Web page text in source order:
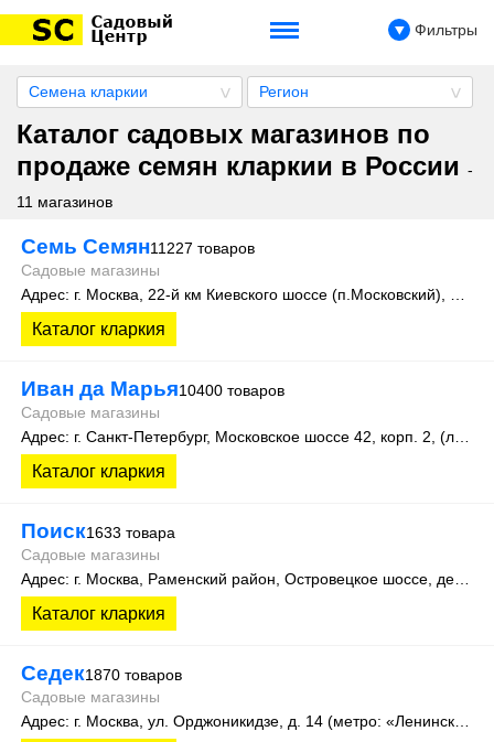
Фильтры
Семена кларкии Регион
Каталог садовых магазинов по
продаже семян кларкии в России -
11 магазинов
Семь Семян11227 товаров
Садовые магазины
Каталог кларкия
Иван да Марья10400 товаров
Садовые магазины
Каталог кларкия
Поиск1633 товара
Садовые магазины
Каталог кларкия
Седек1870 товаров
Садовые магазины